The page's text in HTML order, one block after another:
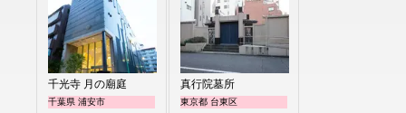
千光寺 月の廟庭
千葉県 浦安市
真行院墓所
東京都 台東区